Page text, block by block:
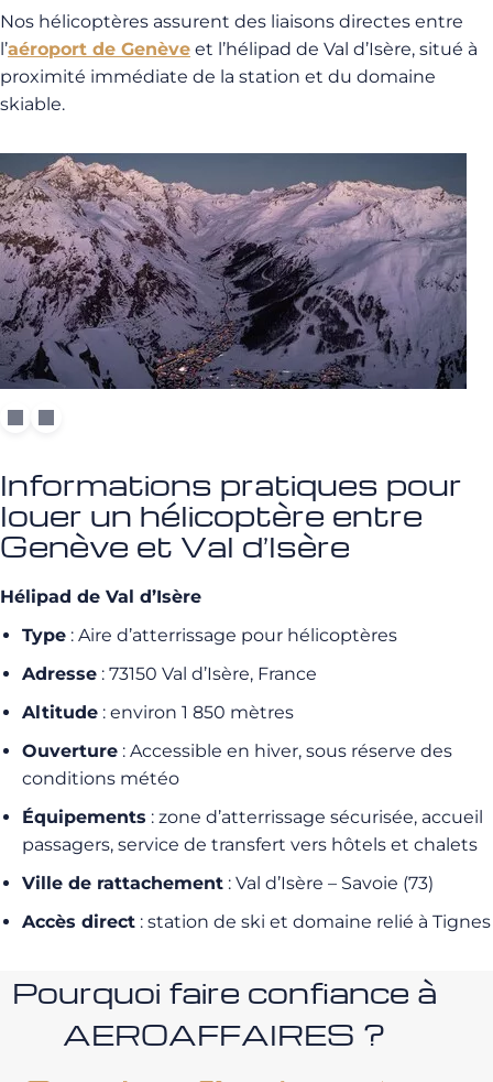
Nos hélicoptères assurent des liaisons directes entre
l’aéroport de Genève et l’hélipad de Val d’Isère, situé à
proximité immédiate de la station et du domaine
skiable.
Informations pratiques pour
louer un hélicoptère entre
Genève et Val d’Isère
Hélipad de Val d’Isère
Type : Aire d’atterrissage pour hélicoptères
Adresse : 73150 Val d’Isère, France
Altitude : environ 1 850 mètres
Ouverture : Accessible en hiver, sous réserve des
conditions météo
Équipements : zone d’atterrissage sécurisée, accueil
passagers, service de transfert vers hôtels et chalets
Ville de rattachement : Val d’Isère – Savoie (73)
Accès direct : station de ski et domaine relié à Tignes
Pourquoi faire confiance à
AEROAFFAIRES ?